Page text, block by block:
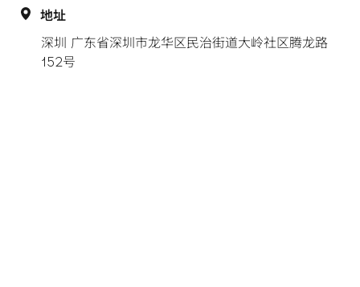
地址
深圳 广东省深圳市龙华区民治街道大岭社区腾龙路
152号